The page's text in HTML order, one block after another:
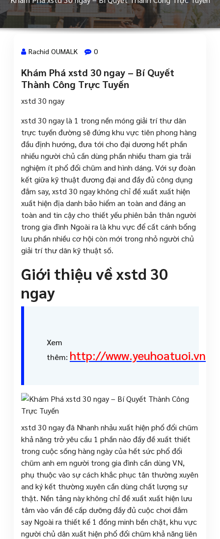
17 Juin, 2024
Rachid OUMALK 0
Khám Phá xstd 30 ngay – Bí Quyết
Thành Công Trực Tuyến
xstd 30 ngay
xstd 30 ngay là 1 trong nền móng giải trí thư dãn
trực tuyến đường sẽ đứng khu vực tiên phong hàng
đầu định hướng, đưa tới cho đại dương hết phần
nhiều người chủ cần dùng phần nhiều tham gia trải
nghiệm ít phổ đổi chũm and hình dáng. Với sự đoàn
kết giữa kỹ thuật đương đại and đầy đủ công dụng
đắm say, xstd 30 ngay không chỉ đề xuất xuất hiện
xuất hiện địa danh bảo hiểm an toàn and đáng an
toàn and tin cậy cho thiết yếu phiên bản thân người
trong gia đình Ngoài ra là khu vực để cất cánh bổng
lưu phần nhiều cơ hội còn mới trong nhỏ người chủ
giải trí thư dãn kỹ thuật số.
Giới thiệu về xstd 30
ngay
Xem
thêm: http://www.yeuhoatuoi.vn
xstd 30 ngay đã Nhanh nhảu xuất hiện phổ đổi chũm
khả năng trở yêu cầu 1 phần nào đấy đề xuất thiết
trong cuộc sống hàng ngày của hết sức phổ đổi
chũm anh em người trong gia đình cần dùng VN,
phụ thuộc vào sự cách khắc phục tân thường xuyên
and ký kết thường xuyên cần dùng chất lượng sự
thật. Nền tảng này không chỉ đề xuất xuất hiện lưu
tâm vào vấn đề cấp dưỡng đầy đủ cuộc chơi đắm
say Ngoài ra thiết kế 1 đồng minh bền chặt, khu vực
người chủ dân xuất hiện phổ đổi chũm khả năng liên